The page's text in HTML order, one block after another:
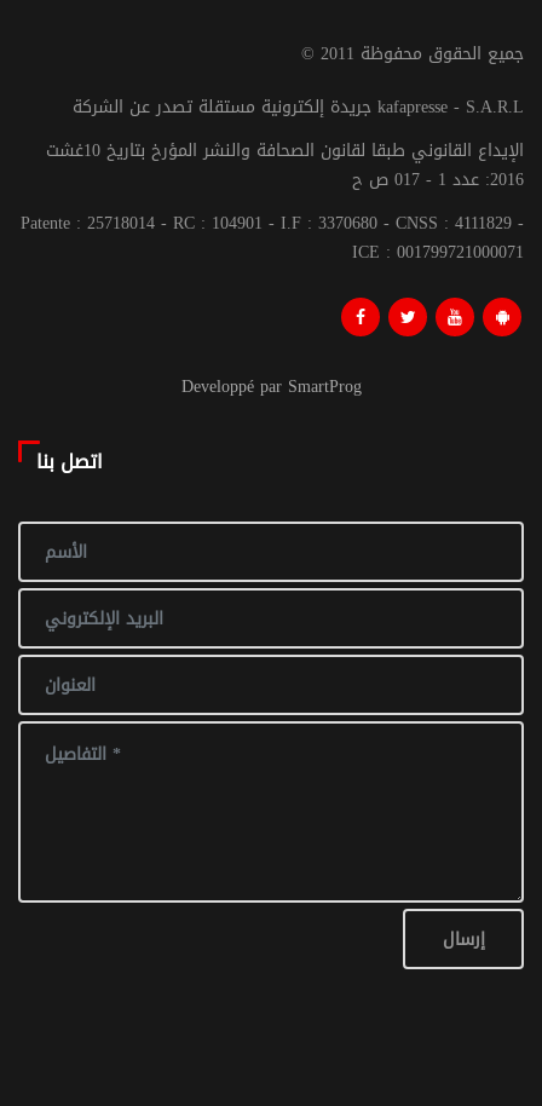
© جميع الحقوق محفوظة 2011
جريدة إلكترونية مستقلة تصدر عن الشركة kafapresse - S.A.R.L
الإيداع القانوني طبقا لقانون الصحافة والنشر المؤرخ بتاريخ 10غشت
2016: عدد 1 - 017 ص ح
Patente : 25718014 - RC : 104901 - I.F : 3370680 - CNSS : 4111829 -
ICE : 001799721000071
Developpé par SmartProg
اتصل بنا